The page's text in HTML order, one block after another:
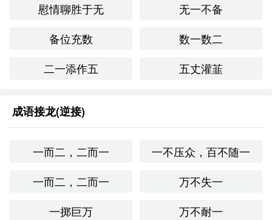
慰情聊胜于无
无一不备
备位充数
数一数二
二一添作五
五丈灌韮
成语接龙(逆接)
一而二，二而一
一不压众，百不随一
一而二，二而一
万不失一
一掷巨万
万不耐一